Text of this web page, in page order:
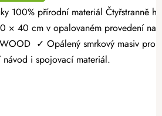
Dřevěný
× 40 cm v opalovaném provedení
✓ Opálený smrkový masiv
i spojovací materiál.